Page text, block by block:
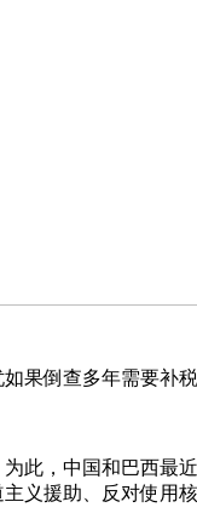
查多年需要补税
中国和巴西最近
援助、反对使用